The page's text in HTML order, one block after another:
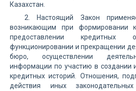
Казахстан.
2. Настоящий Закон
возникающим при формировании
предоставлении кредитных
функционировании и прекращении
бюро, осуществлении
информации по участию в создании
кредитных историй. Отношения,
действия иных